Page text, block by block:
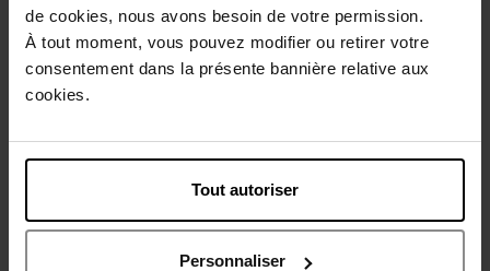
de cookies, nous avons besoin de votre permission.
À tout moment, vous pouvez modifier ou retirer votre
consentement dans la présente bannière relative aux
cookies.
Tout autoriser
Personnaliser
Description
Caractéristiques